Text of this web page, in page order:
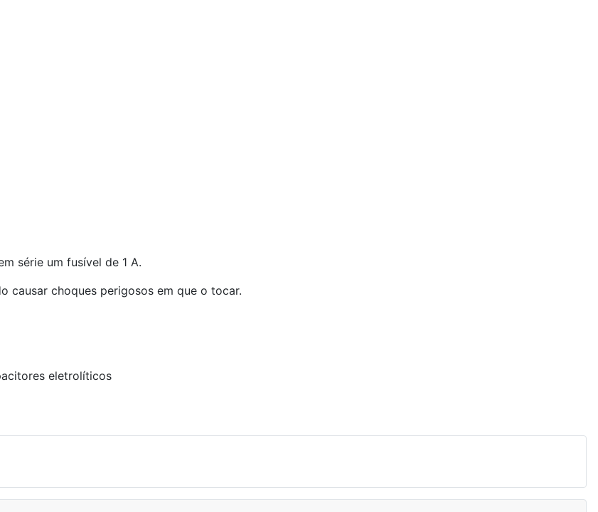
série um fusível de 1 A.
causar choques perigosos em que o tocar.
eletrolíticos